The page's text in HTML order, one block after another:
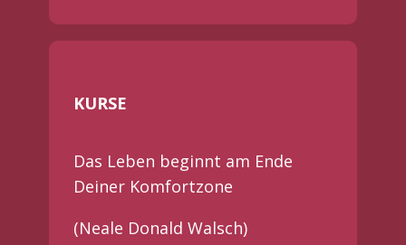
KURSE
Das Leben beginnt am Ende
Deiner Komfortzone
(Neale Donald Walsch)